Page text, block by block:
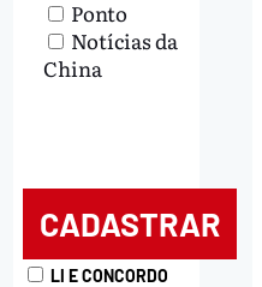
Ponto
Notícias da
China
LI E CONCORDO